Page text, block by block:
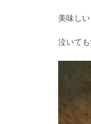
美味し
泣いて